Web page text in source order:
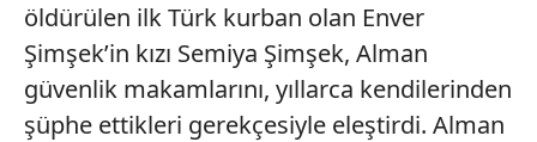
öldürülen ilk Türk kurban olan Enver
Şimşek’in kızı Semiya Şimşek, Alman
güvenlik makamlarını, yıllarca kendilerinden
şüphe ettikleri gerekçesiyle eleştirdi. Alman